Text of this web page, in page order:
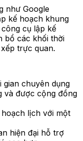
như Google
kế hoạch khung
cụ lập kế
bổ các khối thời
trực quan.
chuyên dụng
và được cộng đồng
lịch với một
hiện đại hỗ trợ